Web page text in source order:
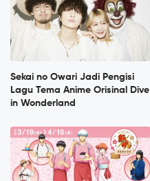
Sekai no Owari Jadi Pengisi
Lagu Tema Anime Orisinal Dive
in Wonderland